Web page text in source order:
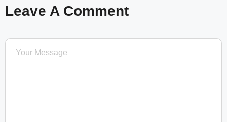
Leave A Comment